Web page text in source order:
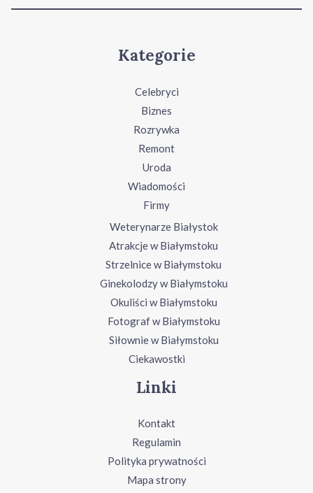
Kategorie
Celebryci
Biznes
Rozrywka
Remont
Uroda
Wiadomości
Firmy
Weterynarze Białystok
Atrakcje w Białymstoku
Strzelnice w Białymstoku
Ginekolodzy w Białymstoku
Okuliści w Białymstoku
Fotograf w Białymstoku
Siłownie w Białymstoku
Ciekawostki
Linki
Kontakt
Regulamin
Polityka prywatności
Mapa strony